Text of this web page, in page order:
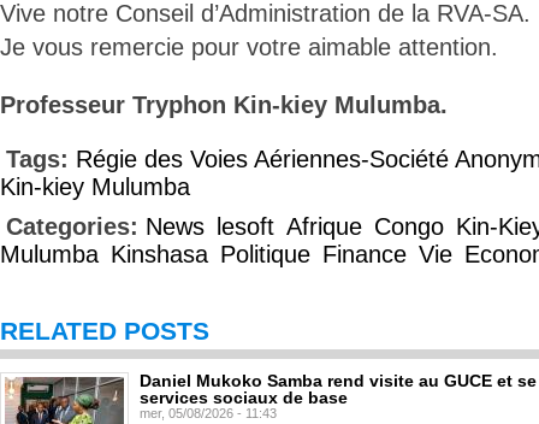
Vive notre Conseil d’Administration de la RVA-SA.
Je vous remercie pour votre aimable attention.
Professeur Tryphon Kin-kiey Mulumba.
Tags: Régie des Voies Aériennes-Société
Kin-kiey Mulumba
Categories: News lesoft Afrique Congo Kin-
Mulumba Kinshasa Politique Finance Vie
RELATED POSTS
Daniel Mukoko Samba rend visite au GUCE et
services sociaux de base
mer, 05/08/2026 - 11:43